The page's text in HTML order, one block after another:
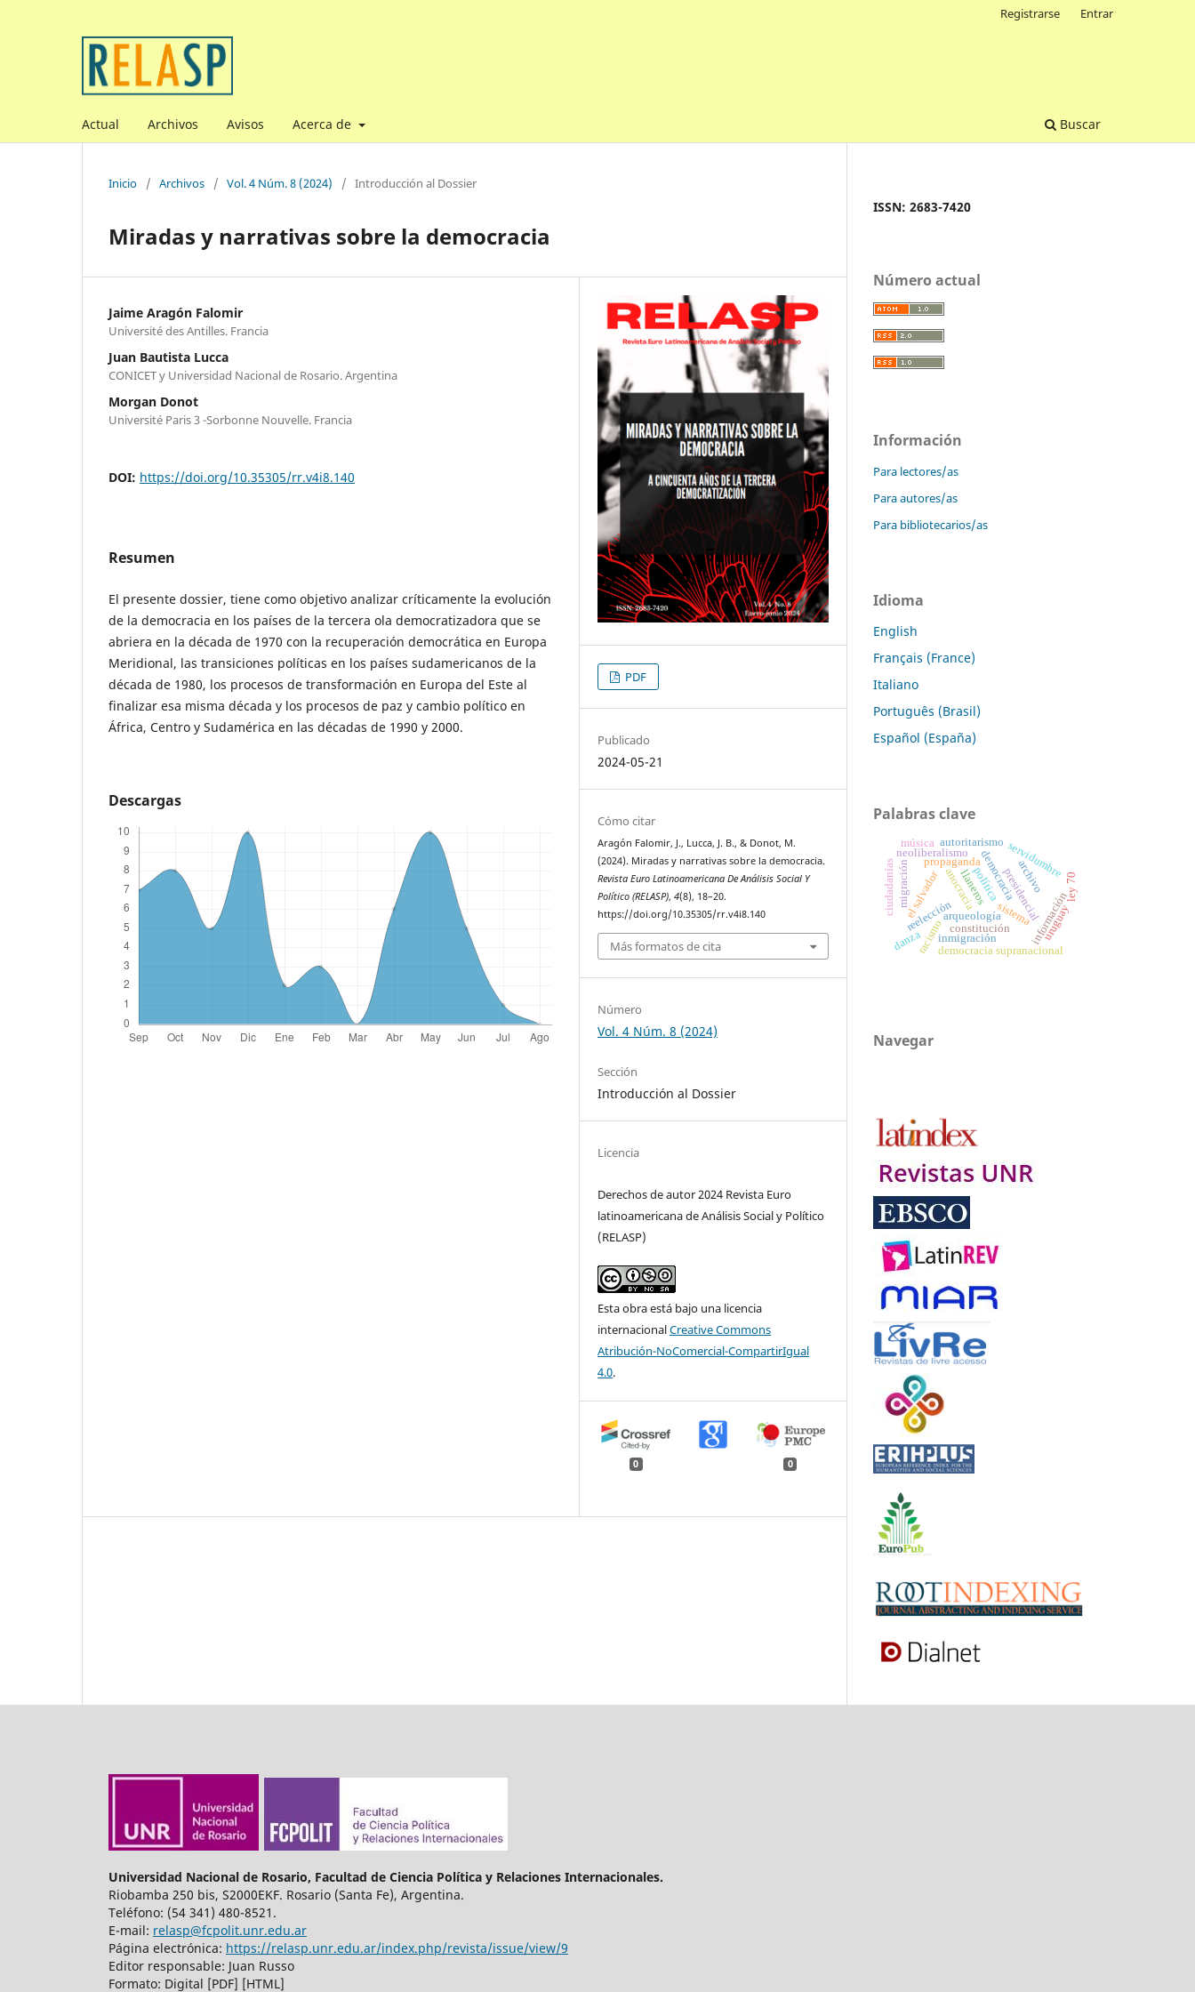
Actual Archivos Avisos Acerca de Buscar
Registrarse Entrar
Inicio / Archivos / Vol. 4 Núm. 8 (2024) / Introducción al Dossier
Miradas y narrativas sobre la democracia
Jaime Aragón Falomir
Université des Antilles. Francia
Juan Bautista Lucca
CONICET y Universidad Nacional de Rosario. Argentina
Morgan Donot
Université Paris 3 -Sorbonne Nouvelle. Francia
DOI: https://doi.org/10.35305/rr.v4i8.140
Resumen
El presente dossier, tiene como objetivo analizar críticamente la evolución
de la democracia en los países de la tercera ola democratizadora que se
abriera en la década de 1970 con la recuperación democrática en Europa
Meridional, las transiciones políticas en los países sudamericanos de la
década de 1980, los procesos de transformación en Europa del Este al
finalizar esa misma década y los procesos de paz y cambio político en
África, Centro y Sudamérica en las décadas de 1990 y 2000.
Descargas
PDF
Publicado
2024-05-21
Cómo citar
Aragón Falomir, J., Lucca, J. B., & Donot, M.
(2024). Miradas y narrativas sobre la democracia.
Revista Euro Latinoamericana De Análisis Social Y
Político (RELASP),4(8), 18–20.
https://doi.org/10.35305/rr.v4i8.140
Más formatos de cita
Número
Vol. 4 Núm. 8 (2024)
Sección
Introducción al Dossier
Licencia
Derechos de autor 2024 Revista Euro
latinoamericana de Análisis Social y Político
(RELASP)
Esta obra está bajo una licencia
internacionalCreative Commons
Atribución-NoComercial-CompartirIgual
4.0.
0 0
ISSN: 2683-7420
Número actual
Información
Para lectores/as
Para autores/as
Para bibliotecarios/as
Idioma
English
Français (France)
Italiano
Português (Brasil)
Español (España)
Palabras clave
archivo
política
arqueología
democraciapresidencial
reelección sistema
el salvador
constitución información
propaganda
neoliberalismo servidumbre
racismo
migración
uruguay
anocracia
autoritarismo
democracia supranacional
ciudadanías
inmigración
danza
música
llaneros ley 70
Navegar
Universidad Nacional de Rosario, Facultad de Ciencia Política y Relaciones Internacionales.
Riobamba 250 bis, S2000EKF. Rosario (Santa Fe), Argentina.
Teléfono: (54 341) 480-8521.
E-mail: relasp@fcpolit.unr.edu.ar
Página electrónica: https://relasp.unr.edu.ar/index.php/revista/issue/view/9
Editor responsable: Juan Russo
Formato: Digital [PDF] [HTML]